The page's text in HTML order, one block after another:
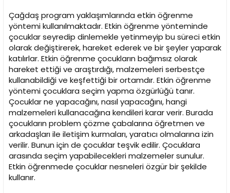
Çağdaş program yaklaşımlarında etkin öğrenme
yöntemi kullanılmaktadır. Etkin öğrenme yönteminde
çocuklar seyredip dinlemekle yetinmeyip bu süreci etkin
olarak değiştirerek, hareket ederek ve bir şeyler yaparak
katılırlar. Etkin öğrenme çocukların bağımsız olarak
hareket ettiği ve araştırdığı, malzemeleri serbestçe
kullanabildiği ve keşfettiği bir ortamdır. Etkin öğrenme
yöntemi çocuklara seçim yapma özgürlüğü tanır.
Çocuklar ne yapacağını, nasıl yapacağını, hangi
malzemeleri kullanacağına kendileri karar verir. Burada
çocukların problem çözme çabalarına öğretmen ve
arkadaşları ile iletişim kurmaları, yaratıcı olmalarına izin
verilir. Bunun için de çocuklar teşvik edilir. Çocuklara
arasında seçim yapabilecekleri malzemeler sunulur.
Etkin öğrenmede çocuklar nesneleri özgür bir şekilde
kullanır.